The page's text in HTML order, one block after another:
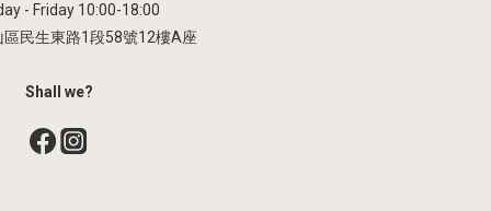
- Friday 10:00-18:00
區民生東路1段58號12樓A座
Shall we?